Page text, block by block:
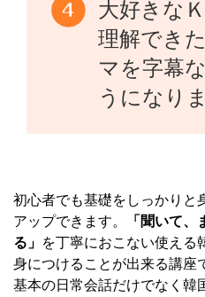
大好きな
理解でき
マを字幕
うになり
初心者でも基礎をしっかりと
アップできます。
「聞いて
る」 を丁寧におこない使える
身につけることが出来る講座
基本の日常会話だけでなく韓